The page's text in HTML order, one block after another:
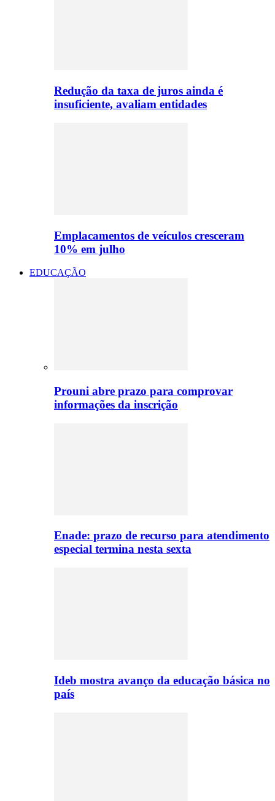
Redução da taxa de juros ainda é
insuficiente, avaliam entidades
Emplacamentos de veículos cresceram
10% em julho
EDUCAÇÃO
Prouni abre prazo para comprovar
informações da inscrição
Enade: prazo de recurso para atendimento
especial termina nesta sexta
Ideb mostra avanço da educação básica no
país